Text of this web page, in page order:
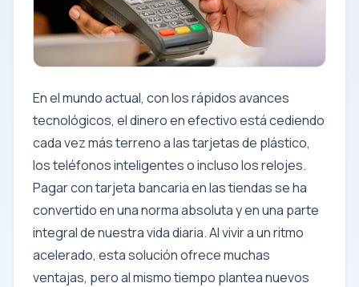
En el mundo actual, con los rápidos avances
tecnológicos, el dinero en efectivo está cediendo
cada vez más terreno a las tarjetas de plástico,
los teléfonos inteligentes o incluso los relojes.
Pagar con tarjeta bancaria en las tiendas se ha
convertido en una norma absoluta y en una parte
integral de nuestra vida diaria. Al vivir a un ritmo
acelerado, esta solución ofrece muchas
ventajas, pero al mismo tiempo plantea nuevos